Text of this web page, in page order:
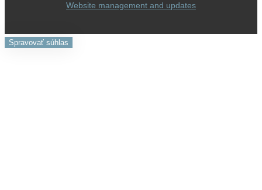
Website management and updates
Spravovať súhlas